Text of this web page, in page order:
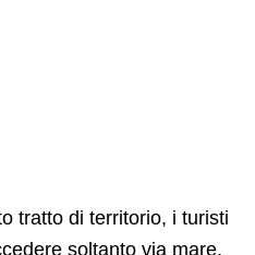
tratto di territorio, i turisti
soltanto via mare,